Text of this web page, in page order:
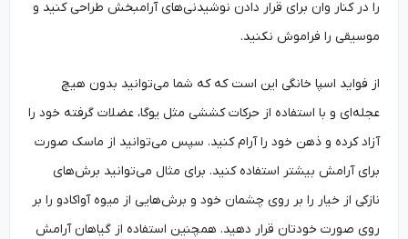
را در کنار وان برای قرار دادن نوشیدنی‌های آرامبخش طراحی کنید و
موسیقی را فراموش نکنید.
از فواید اسپا خانگی این است که که شما می‌توانید بدون هیچ
عجله‌ای و با استفاده از حرکات کششی مثل یوگا، عضلات گرفته خود را
آزاد کرده و ذهن خود را آرام کنید. سپس می‌توانید از ماسک صورت
برای آرامش بیشتر استفاده کنید. برای مثال می‌توانید برش‌های
نازکی از خیار را بر روی چشمان خود و برش‌هایی از میوه آواکادو را بر
روی صورت خودتان قرار دهید. همچنین استفاده از گیاهان آرامش